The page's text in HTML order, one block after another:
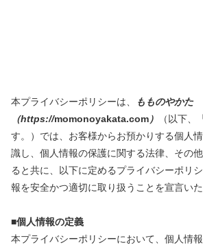
本プライバシーポリシーは、
もものやかた
（https://momonoyakata.com）
（以下、
す。）では、お客様からお預かりする個人
識し、個人情報の保護に関する法律、その
ると共に、以下に定めるプライバシーポリ
報を安全かつ適切に取り扱うことを宣言いた
■個人情報の定義
本プライバシーポリシーにおいて、個人情